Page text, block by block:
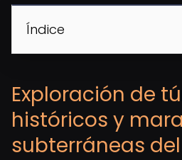
Índice
Exploración de
históricos y
subterráneas